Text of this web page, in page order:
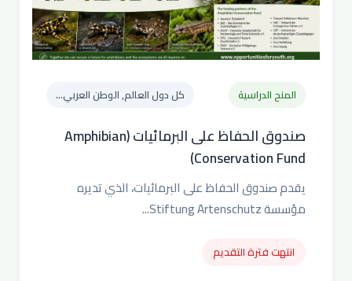
المنح الدراسية كل دول العالم, الوطن العربي...
صندوق الحفاظ على البرمائيات (Amphibian
Conservation Fund)
يقدم صندوق الحفاظ على البرمائيات، الذي تديره
مؤسسة Stiftung Artenschutz...
انتهت فترة التقديم